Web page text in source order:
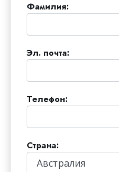
Фамилия:
Эл. почта:
Телефон:
Страна: